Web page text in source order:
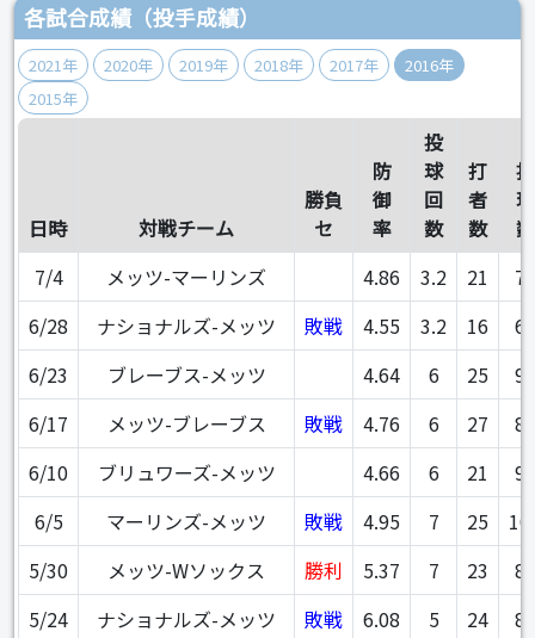
各試合成績（投手成績）
2021年 2020年 2019年 2018年 2017年
2016年
2015年
日時 対戦チーム
勝負
セ
防
御
率
投
球
回
数
打
者
数
投
球
数
7/4
メッツ-マーリンズ 4.86 3.2 21
75
6/28
ナショナルズ-メッツ 敗戦 4.55 3.2 16
62
6/23
ブレーブス-メッツ 4.64 6 25
91
6/17
メッツ-ブレーブス 敗戦 4.76 6 27
83
6/10
ブリュワーズ-メッツ 4.66 6 21
97
6/5
マーリンズ-メッツ 敗戦 4.95 7 25
5/30
メッツ-Wソックス 勝利 5.37 7 23
87
5/24
ナショナルズ-メッツ 敗戦 6.08 5 24
84